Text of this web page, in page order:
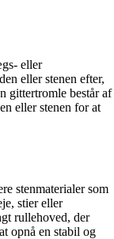
eller
eller stenen efter,
gittertromle består af
eller stenen for at
stenmaterialer som
stier eller
rullehoved, der
opnå en stabil og